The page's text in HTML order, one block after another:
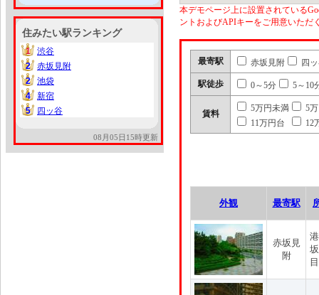
住みたい駅ランキング
1
1
渋谷
2
2
赤坂見附
2
2
池袋
4
4
新宿
5
5 四ッ谷
08月05日15時更新
本デモページ上に設置されている
ントおよびAPIキーをご用意いただ
最寄駅 赤坂見附 四
駅徒歩 0～5分 5～10
賃料
5万円未満
5
11万円台
12
外観 最寄駅
赤坂見
附
目